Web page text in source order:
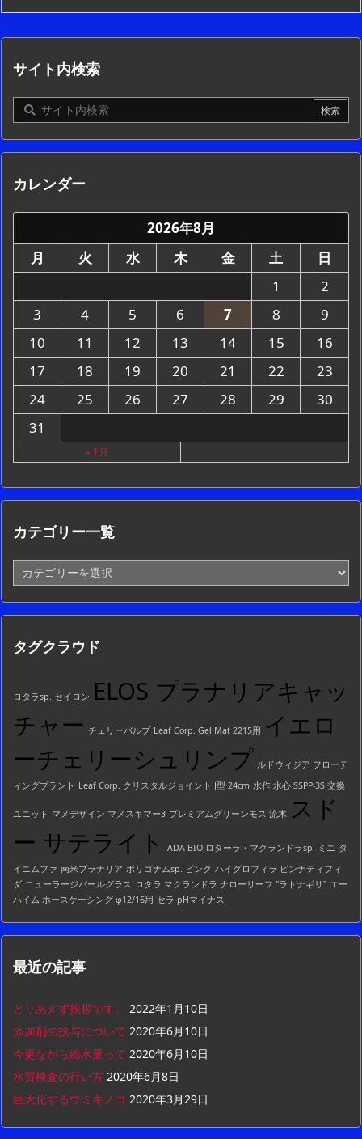
サイト内検索
カレンダー
2026年8月
月
火 水 木 金 土
日
1
2
3
4 5 6 7 8
9
10
11 12 13 14 15
16
17
18 19 20 21 22
23
24
25 26 27 28 29
30
31
« 1月
カテゴリー一覧
カ
テ
ゴ
リ
一
タグクラウド
ロタラsp. セイロン ELOS プラナリアキャッ
チャー チェリーバルブ Leaf Corp. Gel Mat 2215用 イエロ
ーチェリーシュリンプ ルドウィジア フローテ
ィングプラント Leaf Corp. クリスタルジョイント J型 24cm 水作 水心 SSPP-3S 交換
ユニット マメデザイン マメスキマー3 プレミアムグリーンモス 流木 スド
ー サテライト
ADA BIO ロターラ・マクランドラsp. ミニ タ
イニムファ 南米プラナリア ポリゴナムsp. ピンク ハイグロフィラ ピンナティフィ
ダ ニューラージパールグラス ロタラ マクランドラ ナローリーフ "ラトナギリ" エー
ハイム ホースケーシング φ12/16用 セラ pHマイナス
最近の記事
とりあえず挨拶です。
2022年1月10日
添加剤の投与について 2020年6月10日
今更ながら総水量って 2020年6月10日
水質検査の行い方 2020年6月8日
巨大化するウミキノコ 2020年3月29日